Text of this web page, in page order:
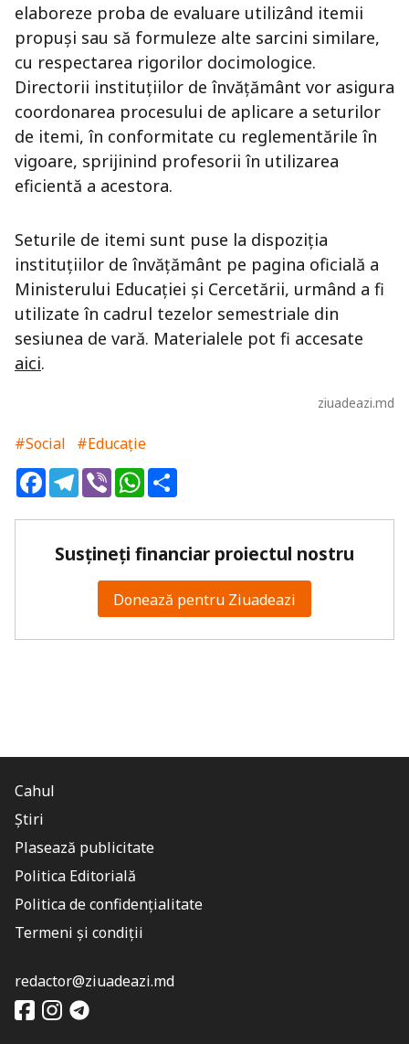
elaboreze proba de evaluare utilizând itemii
propuși sau să formuleze alte sarcini similare,
cu respectarea rigorilor docimologice.
Directorii instituțiilor de învățământ vor asigura
coordonarea procesului de aplicare a seturilor
de itemi, în conformitate cu reglementările în
vigoare, sprijinind profesorii în utilizarea
eficientă a acestora.
Seturile de itemi sunt puse la dispoziția
instituțiilor de învățământ pe pagina oficială a
Ministerului Educației și Cercetării, urmând a fi
utilizate în cadrul tezelor semestriale din
sesiunea de vară. Materialele pot fi accesate
aici.
ziuadeazi.md
#Social
#Educație
FacebookTelegram
ViberWhatsApp
Susțineți financiar proiectul nostru
Donează pentru Ziuadeazi
Cahul
Știri
Plasează publicitate
Politica Editorială
Politica de confidențialitate
Termeni și condiții
redactor@ziuadeazi.md